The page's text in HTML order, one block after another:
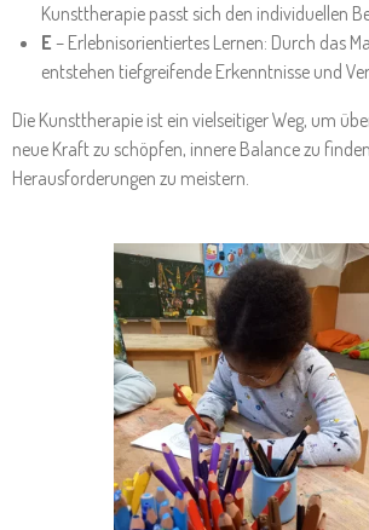
Kunsttherapie passt sich den individuellen
E – Erlebnisorientiertes Lernen: Durch das
entstehen tiefgreifende Erkenntnisse und
Die Kunsttherapie ist ein vielseitiger Weg, um
neue Kraft zu schöpfen, innere Balance zu
Herausforderungen zu meistern.